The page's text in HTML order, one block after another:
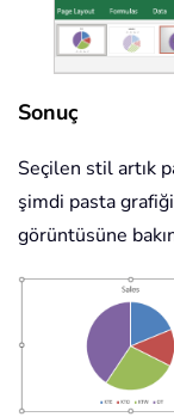
Sonuç
Seçilen stil artık
şimdi pasta
görüntüsüne